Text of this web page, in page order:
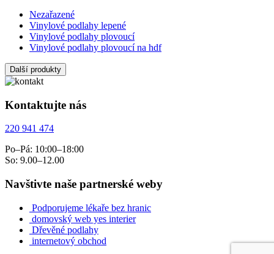
Nezařazené
Vinylové podlahy lepené
Vinylové podlahy plovoucí
Vinylové podlahy plovoucí na hdf
Další produkty
Kontaktujte nás
220 941 474
Po–Pá: 10:00–18:00
So: 9.00–12.00
Navštivte naše partnerské weby
Podporujeme lékaře bez hranic
domovský web yes interier
Dřevěné podlahy
internetový obchod